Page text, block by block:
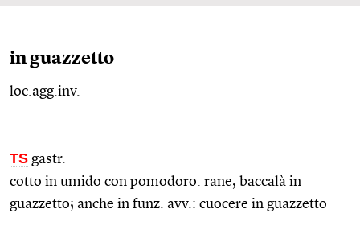
in guazzetto
loc.agg.inv.
TS gastr.
cotto in umido con pomodoro: rane, baccalà in
guazzetto; anche in funz. avv. : cuocere in guazzetto